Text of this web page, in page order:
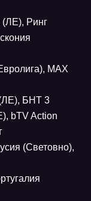
Ринг
МАX
БНТ 3
bTV Action
(Световно),